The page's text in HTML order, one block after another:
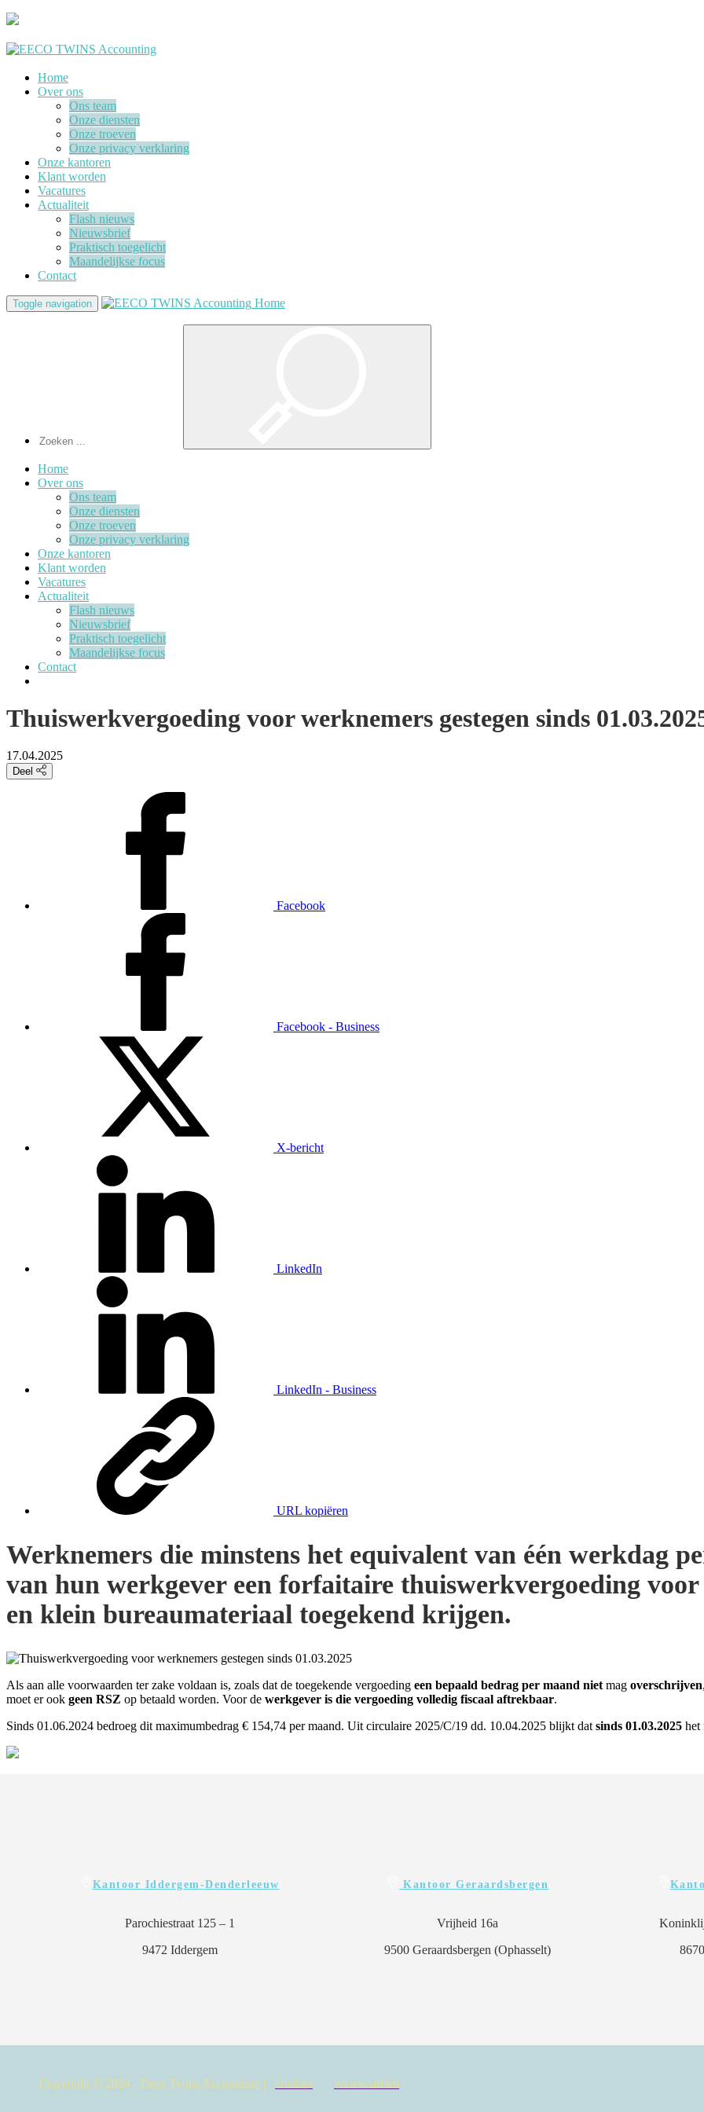
Home
Over ons
Ons team
Onze diensten
Onze troeven
Onze privacy verklaring
Onze kantoren
Klant worden
Vacatures
Actualiteit
Flash nieuws
Nieuwsbrief
Praktisch toegelicht
Maandelijkse focus
Contact
Toggle navigation Home
Home
Over ons
Ons team
Onze diensten
Onze troeven
Onze privacy verklaring
Onze kantoren
Klant worden
Vacatures
Actualiteit
Flash nieuws
Nieuwsbrief
Praktisch toegelicht
Maandelijkse focus
Contact
Thuiswerkvergoeding voor werknemers gestegen sinds
17.04.2025
Deel
Facebook
Facebook - Business
X-bericht
LinkedIn
LinkedIn - Business
URL kopiëren
Werknemers die minstens het equivalent van één werkdag
van hun werkgever een forfaitaire thuiswerkvergoeding
en klein bureaumateriaal toegekend krijgen.
Als aan alle voorwaarden ter zake voldaan is, zoals dat de toegekende vergoeding een bepaald bedrag per maand niet mag overschrijven
moet er ook geen RSZ op betaald worden. Voor de werkgever is die vergoeding volledig fiscaal aftrekbaar.
Sinds 01.06.2024 bedroeg dit maximumbedrag € 154,74 per maand. Uit circulaire 2025/C/19 dd. 10.04.2025 blijkt dat sinds 01.03.2025 het
Kantoor Iddergem-Denderleeuw
Parochiestraat 125 – 1
9472 Iddergem
Kantoor Geraardsbergen
Vrijheid 16a
9500 Geraardsbergen (Ophasselt)
Copyright © 2024 - Eeco Twins Accounting | cookies voorwaarden